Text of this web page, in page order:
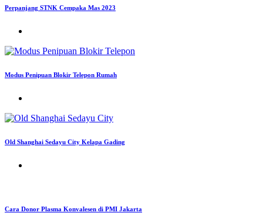
Perpanjang STNK Cempaka Mas 2023
Modus Penipuan Blokir Telepon Rumah
Old Shanghai Sedayu City Kelapa Gading
Cara Donor Plasma Konvalesen di PMI Jakarta